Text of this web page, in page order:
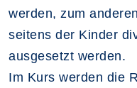
werden, zum
seitens der Kinder
ausgesetzt werden.
Im Kurs werden die